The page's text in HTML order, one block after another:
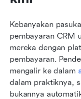
Kebanyakan
pembayaran CRM
mereka dengan
pembayaran.
mengalir ke dalam
dalam praktiknya,
bukannya